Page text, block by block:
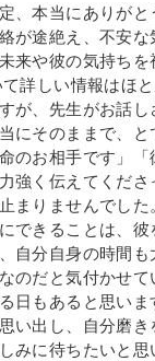
、本当にありがと
が途絶え、不安
来や彼の気持ちを
詳しい情報はほ
が、先生がお話
にそのままで、と
のお相手です」
強く伝えてくださ
まりませんでし
できることは、
自分自身の時間
のだと気付かせて
日もあると思い
い出し、自分磨
みに待ちたいと